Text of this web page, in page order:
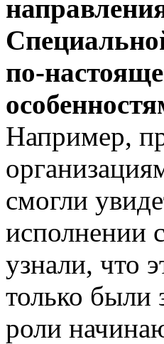
по-
Например,
смогли
исполнении
узнали, что
только были
роли